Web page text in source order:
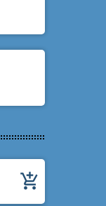
add_shopping_cart